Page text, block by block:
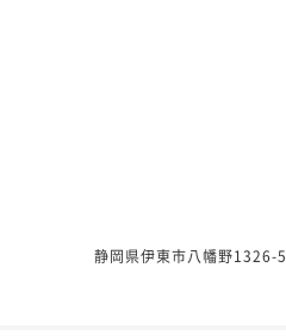
静岡県伊東市八幡野1326-5